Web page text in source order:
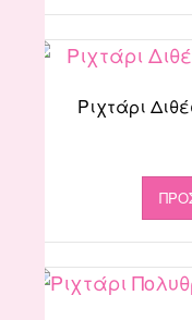
Ριχτάρι